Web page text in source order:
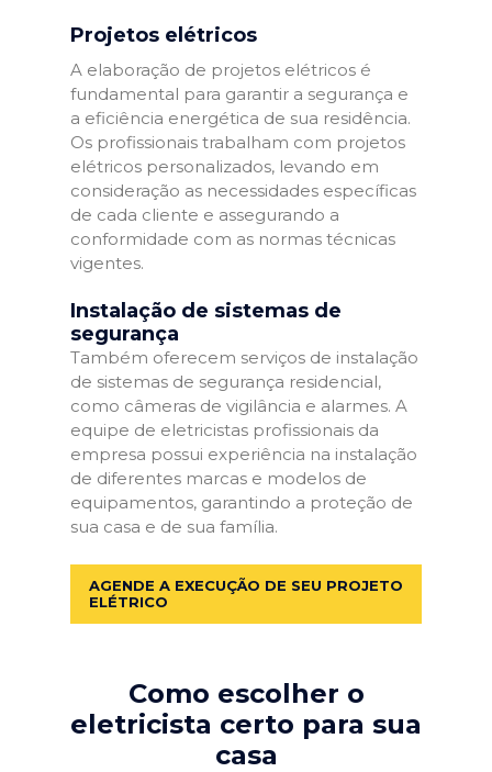
Projetos elétricos
A elaboração de projetos elétricos é
fundamental para garantir a segurança e
a eficiência energética de sua residência.
Os profissionais trabalham com projetos
elétricos personalizados, levando em
consideração as necessidades específicas
de cada cliente e assegurando a
conformidade com as normas técnicas
vigentes.
Instalação de sistemas de
segurança
Também oferecem serviços de instalação
de sistemas de segurança residencial,
como câmeras de vigilância e alarmes. A
equipe de eletricistas profissionais da
empresa possui experiência na instalação
de diferentes marcas e modelos de
equipamentos, garantindo a proteção de
sua casa e de sua família.
AGENDE A EXECUÇÃO DE SEU PROJETO
ELÉTRICO
Como escolher o
eletricista certo para sua
casa